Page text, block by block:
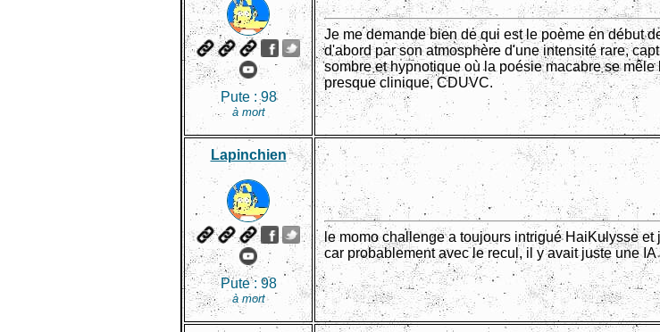
Pute :98
à mort
Je me demande bien de qui est le poème en début
d'abord par son atmosphère d'une intensité rare,
sombre et hypnotique où la poésie macabre se
presque clinique, CDUVC.
Lapinchien
Pute : 98
à mort
le momo challenge a toujours intrigué HaiKulysse et
car probablement avec le recul, il y avait juste une IA